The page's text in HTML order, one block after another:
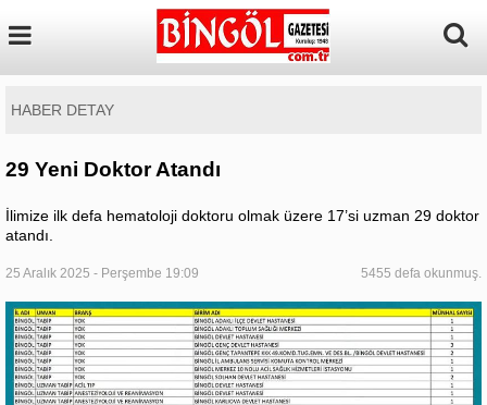
HABER DETAY
29 Yeni Doktor Atandı
İlimize ilk defa hematoloji doktoru olmak üzere 17’si uzman 29 doktor
atandı.
25 Aralık 2025 - Perşembe 19:09 5455 defa okunmuş.